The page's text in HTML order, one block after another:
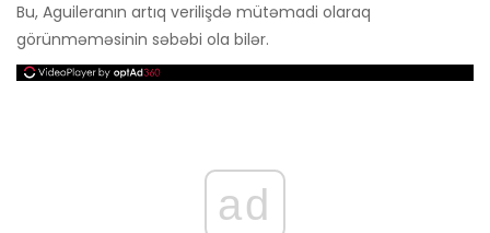
Bu, Aguileranın artıq verilişdə mütəmadi olaraq
görünməməsinin səbəbi ola bilər.
ad